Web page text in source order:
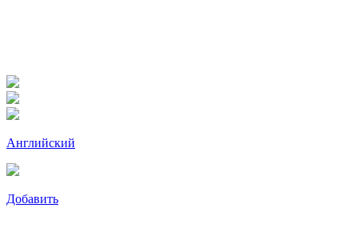
Английский
Добавить